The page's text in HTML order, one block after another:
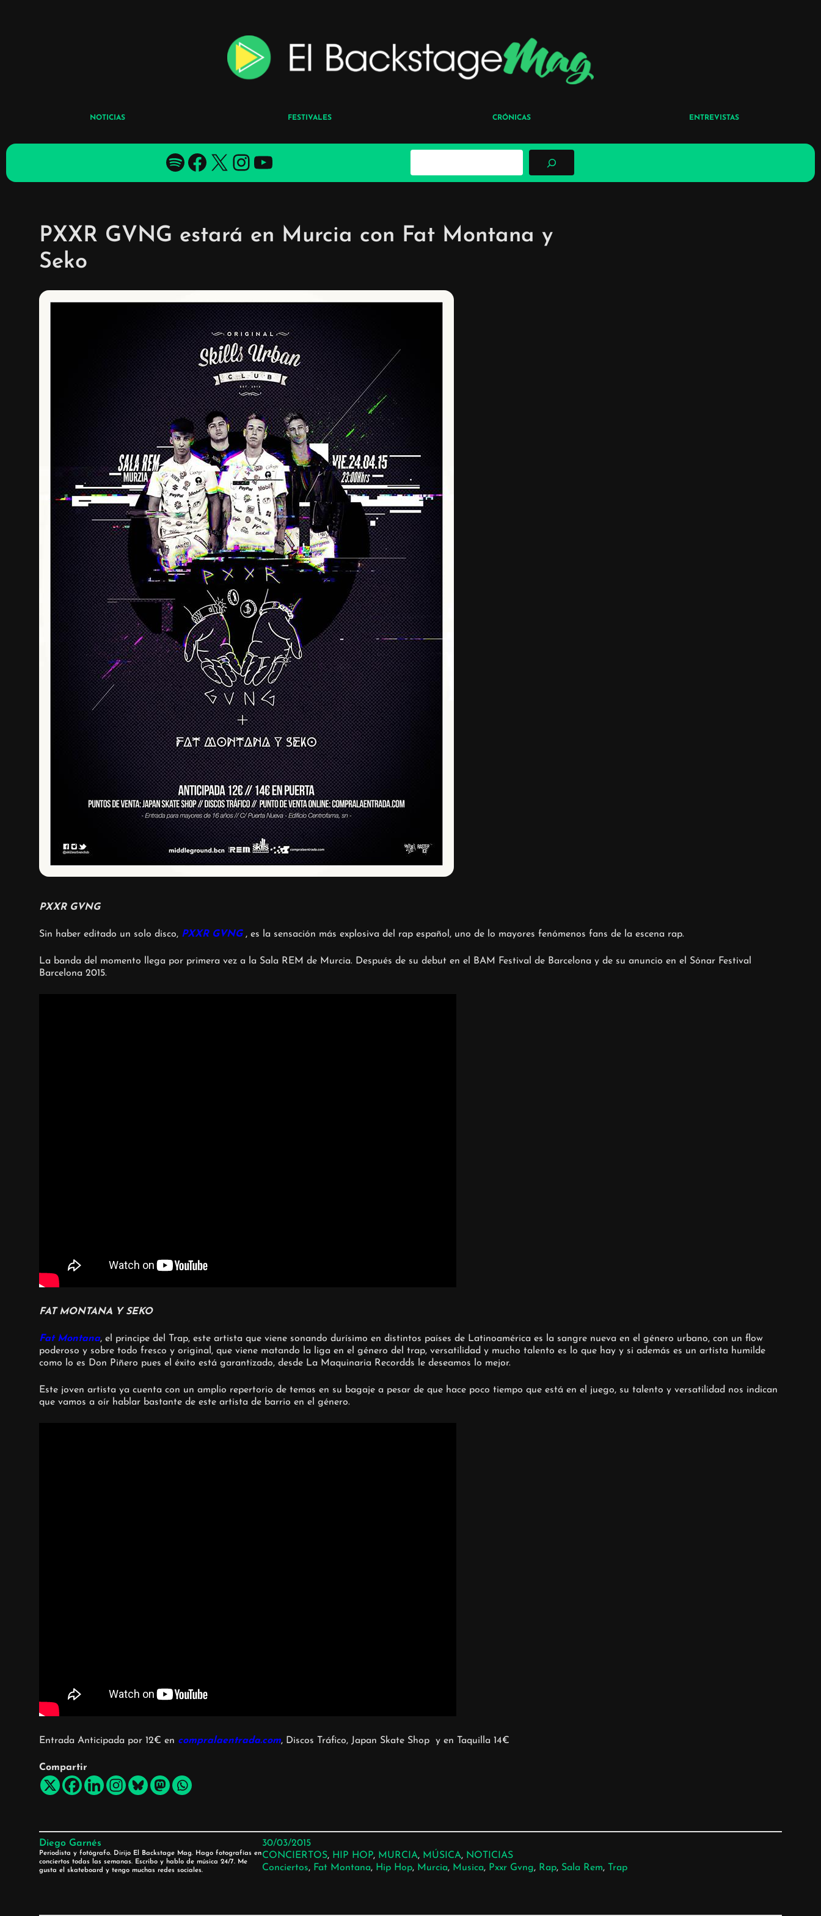
NOTICIAS FESTIVALES CRÓNICAS ENTREVISTAS
Spotify Facebook X YouTube YouTube
B
c
PXXR GVNG estará en Murcia con Fat Montana y
Seko
PXXR GVNG
Sin haber editado un solo disco, PXXR GVNG, es la sensación más explosiva del rap español, uno de lo mayores fenómenos fans de la escena rap.
La banda del momento llega por primera vez a la Sala REM de Murcia. Después de su debut en el BAM Festival de Barcelona y de su anuncio en el Sónar Festival
Barcelona 2015.
FAT MONTANA Y SEKO
Fat Montana, el principe del Trap, este artista que viene sonando durísimo en distintos países de Latinoamérica es la sangre nueva en el género urbano, con un flow
poderoso y sobre todo fresco y original, que viene matando la liga en el género del trap, versatilidad y mucho talento es lo que hay y si además es un artista humilde
como lo es Don Piñero pues el éxito está garantizado, desde La Maquinaria Recordds le deseamos lo mejor.
Este joven artista ya cuenta con un amplio repertorio de temas en su bagaje a pesar de que hace poco tiempo que está en el juego, su talento y versatilidad nos indican
que vamos a oír hablar bastante de este artista de barrio en el género.
Entrada Anticipada por 12€ en compralaentrada.com, Discos Tráfico, Japan Skate Shop y en Taquilla 14€
Compartir
Diego Garnés
Periodista y fotógrafo. Dirijo El Backstage Mag. Hago fotografías en
conciertos todas las semanas. Escribo y hablo de música 24/7. Me
gusta el skateboard y tengo muchas redes sociales.
30/03/2015
CONCIERTOS, HIP HOP, MURCIA, MÚSICA, NOTICIAS
Conciertos, Fat Montana, Hip Hop, Murcia, Musica, Pxxr Gvng, Rap, Sala Rem, Trap